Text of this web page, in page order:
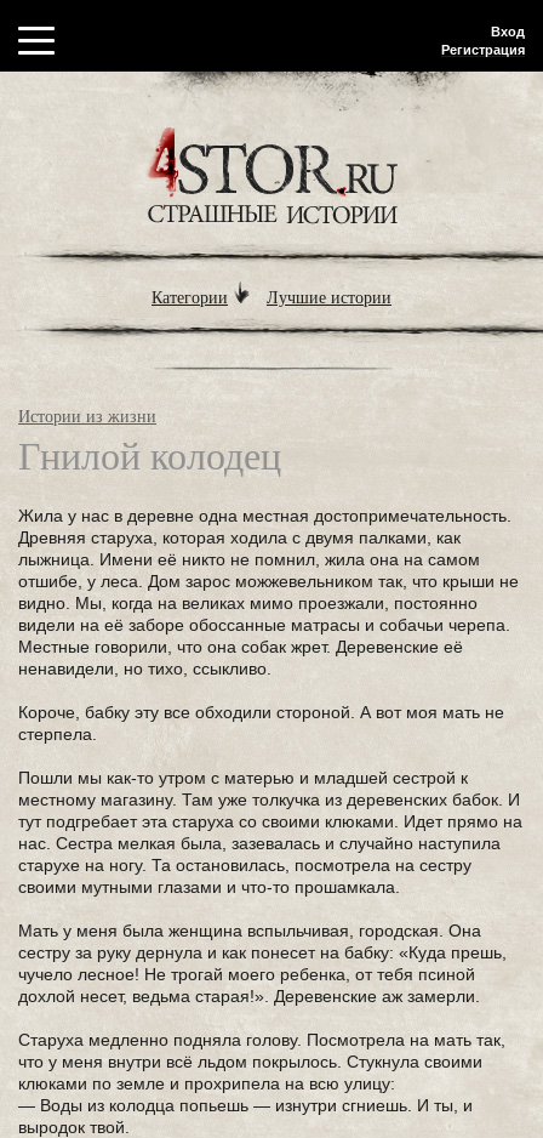
Вход
Регистрация
Категории Лучшие истории
Истории из жизни
Гнилой колодец
Жила у нас в деревне одна местная достопримечательность.
Древняя старуха, которая ходила с двумя палками, как
лыжница. Имени её никто не помнил, жила она на самом
отшибе, у леса. Дом зарос можжевельником так, что крыши не
видно. Мы, когда на великах мимо проезжали, постоянно
видели на её заборе обоссанные матрасы и собачьи черепа.
Местные говорили, что она собак жрет. Деревенские её
ненавидели, но тихо, ссыкливо.
Короче, бабку эту все обходили стороной. А вот моя мать не
стерпела.
Пошли мы как-то утром с матерью и младшей сестрой к
местному магазину. Там уже толкучка из деревенских бабок. И
тут подгребает эта старуха со своими клюками. Идет прямо на
нас. Сестра мелкая была, зазевалась и случайно наступила
старухе на ногу. Та остановилась, посмотрела на сестру
своими мутными глазами и что-то прошамкала.
Мать у меня была женщина вспыльчивая, городская. Она
сестру за руку дернула и как понесет на бабку: «Куда прешь,
чучело лесное! Не трогай моего ребенка, от тебя псиной
дохлой несет, ведьма старая!». Деревенские аж замерли.
Старуха медленно подняла голову. Посмотрела на мать так,
что у меня внутри всё льдом покрылось. Стукнула своими
клюками по земле и прохрипела на всю улицу:
— Воды из колодца попьешь — изнутри сгниешь. И ты, и
выродок твой.